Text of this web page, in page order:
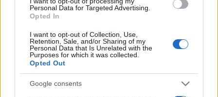
Personal Data for Targeted Advertising.
Opted In
I want to opt-out of Collection, Use,
Retention, Sale, and/or Sharing of my
Personal Data that Is Unrelated with the
Purposes for which it was collected.
Opted Out
Google consents
Μαρμαρά
7/08/2026 - 2:00μμ